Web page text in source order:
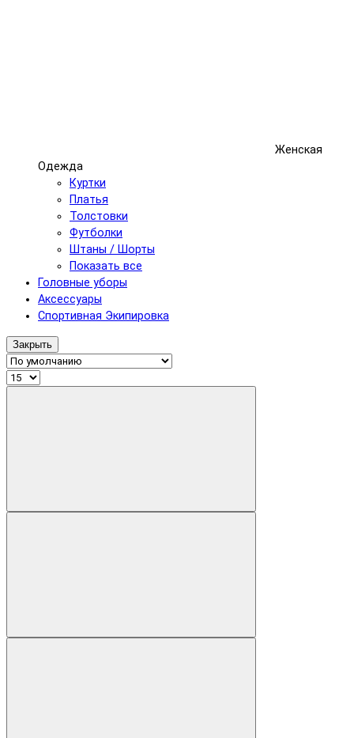
Женская
Одежда
Куртки
Платья
Толстовки
Футболки
Штаны / Шорты
Показать все
Головные уборы
Аксессуары
Спортивная Экипировка
Закрыть